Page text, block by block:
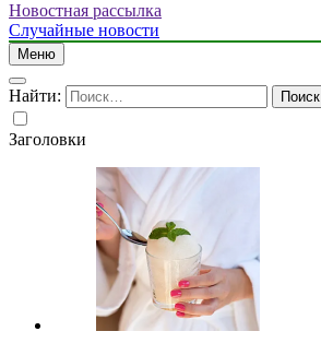
Новостная рассылка
Случайные новости
Меню
Найти:
Заголовки